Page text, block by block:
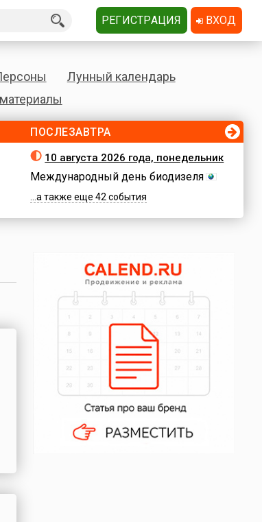
Лунный календарь
ПОСЛЕЗАВТРА
10 августа 2026 года, понедельник
Международный день биодизеля
...а также еще 42 события
РЕГИСТРАЦИЯ ВХОД